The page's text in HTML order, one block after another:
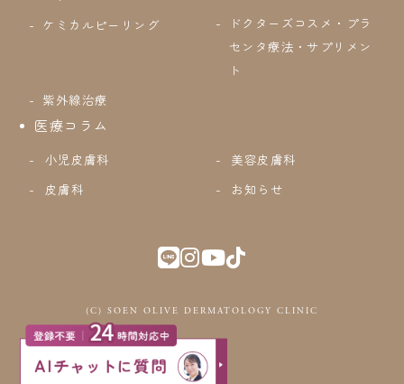
ケミカルピーリング
ドクターズコスメ・プラ
センタ療法・サプリメン
ト
紫外線治療
医療コラム
小児皮膚科
美容皮膚科
皮膚科
お知らせ
(C) SOEN OLIVE DERMATOLOGY CLINIC